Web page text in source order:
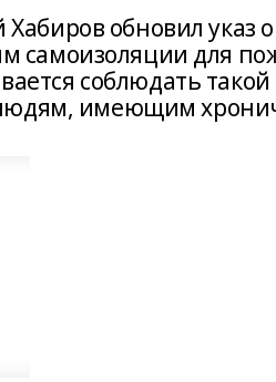
обновил указ
самоизоляции для
соблюдать такой
людям, имеющим